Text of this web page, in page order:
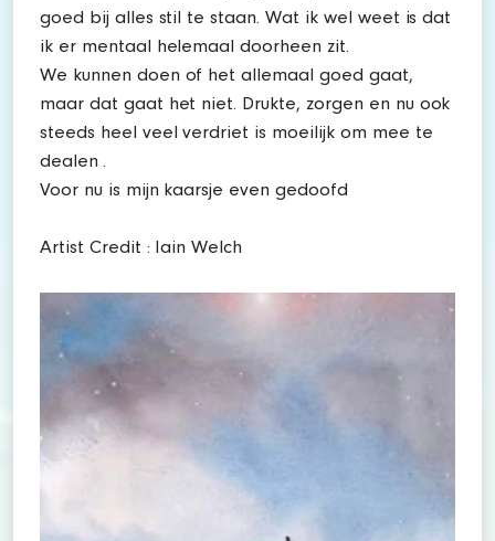
goed bij alles stil te staan. Wat ik wel weet is dat
ik er mentaal helemaal doorheen zit.
We kunnen doen of het allemaal goed gaat,
maar dat gaat het niet. Drukte, zorgen en nu ook
steeds heel veel verdriet is moeilijk om mee te
dealen .
Voor nu is mijn kaarsje even gedoofd
Artist Credit : Iain Welch